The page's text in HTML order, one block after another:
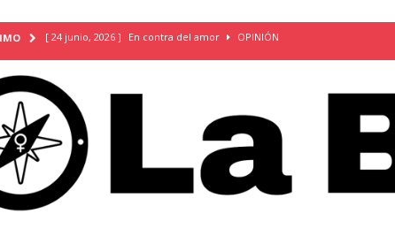
[ 24 junio, 2026 ] En contra del amor OPINIÓN
TERRITORIO
[ 21 febrero, 2026 ] Cuando la prevención de embarazos en niñas y
INVESTIGACIONES
[ 31 julio, 2026 ] Estudiantes conmemoran el 51 aniversario de la